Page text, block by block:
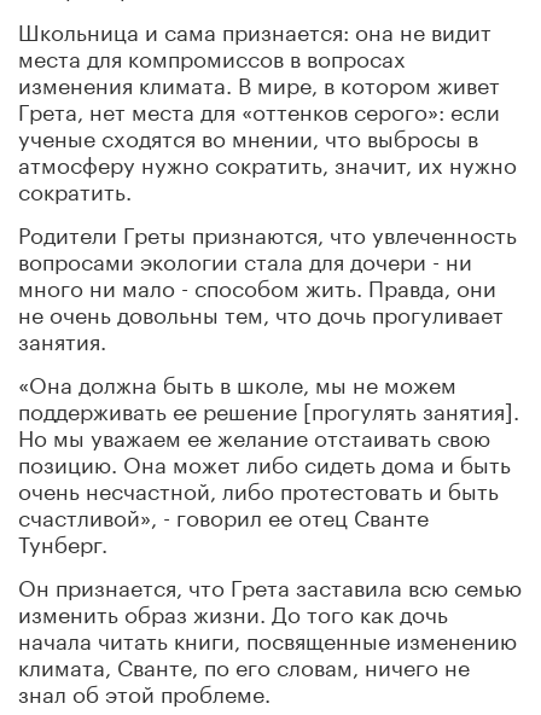
Школьница и сама признается: она не видит
места для компромиссов в вопросах
изменения климата. В мире, в котором живет
Грета, нет места для «оттенков серого»: если
ученые сходятся во мнении, что выбросы в
атмосферу нужно сократить, значит, их нужно
сократить.
Родители Греты признаются, что увлеченность
вопросами экологии стала для дочери - ни
много ни мало - способом жить. Правда, они
не очень довольны тем, что дочь прогуливает
занятия.
«Она должна быть в школе, мы не можем
поддерживать ее решение [прогулять занятия].
Но мы уважаем ее желание отстаивать свою
позицию. Она может либо сидеть дома и быть
очень несчастной, либо протестовать и быть
счастливой», - говорил ее отец Сванте
Тунберг.
Он признается, что Грета заставила всю семью
изменить образ жизни. До того как дочь
начала читать книги, посвященные изменению
климата, Сванте, по его словам, ничего не
знал об этой проблеме.